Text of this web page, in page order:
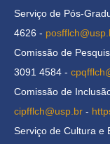
Serviço de Pós-
4626 -
Comissão de
3091 4584 -
Comissão de
cipfflch@usp.br -
Serviço de Cultura e